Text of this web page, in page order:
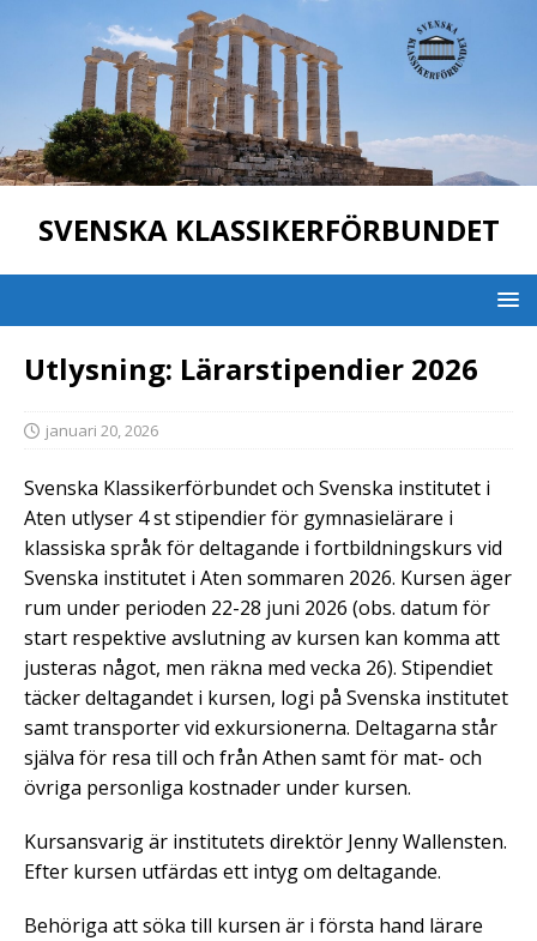
SVENSKA KLASSIKERFÖRBUNDET
Utlysning: Lärarstipendier 2026
januari 20, 2026
Svenska Klassikerförbundet och Svenska institutet i
Aten utlyser 4 st stipendier för gymnasielärare i
klassiska språk för deltagande i fortbildningskurs vid
Svenska institutet i Aten sommaren 2026. Kursen äger
rum under perioden 22-28 juni 2026 (obs. datum för
start respektive avslutning av kursen kan komma att
justeras något, men räkna med vecka 26). Stipendiet
täcker deltagandet i kursen, logi på Svenska institutet
samt transporter vid exkursionerna. Deltagarna står
själva för resa till och från Athen samt för mat- och
övriga personliga kostnader under kursen.
Kursansvarig är institutets direktör Jenny Wallensten.
Efter kursen utfärdas ett intyg om deltagande.
Behöriga att söka till kursen är i första hand lärare